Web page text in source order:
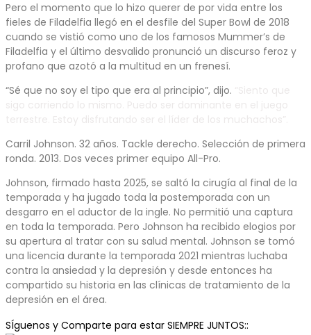
Pero el momento que lo hizo querer de por vida entre los
fieles de Filadelfia llegó en el desfile del Super Bowl de 2018
cuando se vistió como uno de los famosos Mummer’s de
Filadelfia y el último desvalido pronunció un discurso feroz y
profano que azotó a la multitud en un frenesí.
“Sé que no soy el tipo que era al principio”, dijo.
Carril Johnson. 32 años. Tackle derecho. Selección de primera
ronda. 2013. Dos veces primer equipo All-Pro.
Johnson, firmado hasta 2025, se saltó la cirugía al final de la
temporada y ha jugado toda la postemporada con un
desgarro en el aductor de la ingle. No permitió una captura
en toda la temporada. Pero Johnson ha recibido elogios por
su apertura al tratar con su salud mental. Johnson se tomó
una licencia durante la temporada 2021 mientras luchaba
contra la ansiedad y la depresión y desde entonces ha
compartido su historia en las clínicas de tratamiento de la
depresión en el área.
SÍguenos y Comparte para estar SIEMPRE JUNTOS::